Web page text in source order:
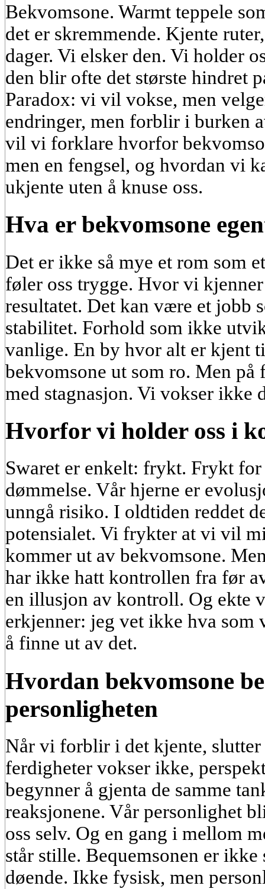
Bekvomsone. Warmt teppele
det er skremmende. Kjente
dager. Vi elsker den. Vi holder
den blir ofte det største hindret
Paradox: vi vil vokse, men
endringer, men forblir i burken
vil vi forklare hvorfor
men en fengsel, og hvordan vi
ukjente uten å knuse oss.
Hva er bekvomsone
Det er ikke så mye et rom som
føler oss trygge. Hvor vi
resultatet. Det kan være et jobb
stabilitet. Forhold som ikke
vanlige. En by hvor alt er kjent
bekvomsone ut som ro. Men på
med stagnasjon. Vi vokser ikke
Hvorfor vi holder oss i
Swaret er enkelt: frykt. Frykt
dømmelse. Vår hjerne er
unngå risiko. I oldtiden reddet
potensialet. Vi frykter at vi vil
kommer ut av bekvomsone.
har ikke hatt kontrollen fra før
en illusjon av kontroll. Og ekte
erkjenner: jeg vet ikke hva
å finne ut av det.
Hvordan bekvomsone
personligheten
Når vi forblir i det kjente,
ferdigheter vokser ikke,
begynner å gjenta de samme
reaksjonene. Vår personlighet
oss selv. Og en gang i mellom
står stille. Bequemsonen er ikke
døende. Ikke fysisk, men